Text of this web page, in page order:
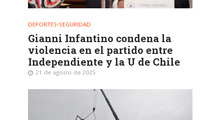
DEPORTES•SEGURIDAD
Gianni Infantino condena la
violencia en el partido entre
Independiente y la U de Chile
21 de agosto de 2025